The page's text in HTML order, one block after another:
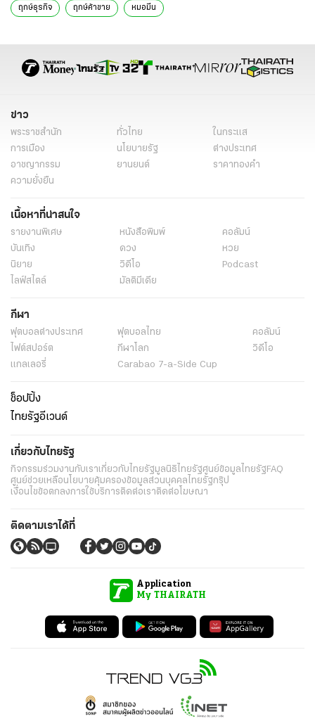
ฤกษ์ธุรกิจ ฤกษ์ค้าขาย หมอมีน
ข่าว
พระราชสำนัก ทั่วไทย
ในกระแส
การเมือง
นโยบายรัฐ
ต่างประเทศ
อาชญากรรม
ยานยนต์
ราคาทองคำ
ความยั่งยืน
เนื้อหาที่น่าสนใจ
รายงานพิเศษ หนังสือพิมพ์
คอลัมน์
บันเทิง
ดวง
หวย
นิยาย
วิดีโอ
Podcast
ไลฟ์สไตล์
มัลติมีเดีย
กีฬา
ฟุตบอลต่่างประเทศ ฟุตบอลไทย
คอลัมน์
ไฟต์สปอร์ต
กีฬาโลก
วิดีโอ
แกลเลอรี่
Carabao 7-a-Side Cup
ช็อปปิ้ง
ไทยรัฐอีเวนต์
เกี่ยวกับไทยรัฐ
กิจกรรมร่วมงานกับเราเกี่ยวกับไทยรัฐมูลนิธิไทยรัฐศูนย์ข้อมูลไทยรัฐFAQ
ศูนย์ช่วยเหลือนโยบายคุ้มครองข้อมูลส่วนบุคคลไทยรัฐกรุ๊ป
เงื่อนไขข้อตกลงการใช้บริการติดต่อเราติดต่อโฆษณา
ติดตามเราได้ที่
Application
My THAIRATH